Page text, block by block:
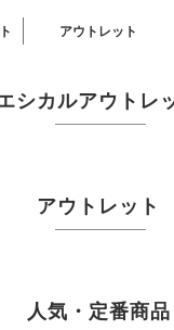
アウトレット
シカルアウトレ
アウトレット
人気・定番商品